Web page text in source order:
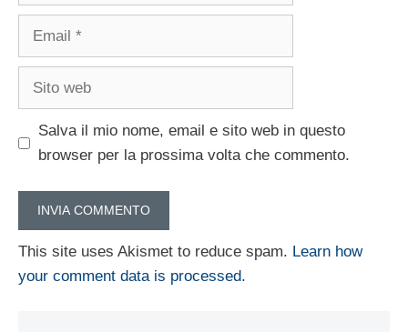
Email
Sito
Salva il mio nome, email e sito web in questo
browser per la prossima volta che commento.
This site uses Akismet to reduce spam. Learn how
your comment data is processed.